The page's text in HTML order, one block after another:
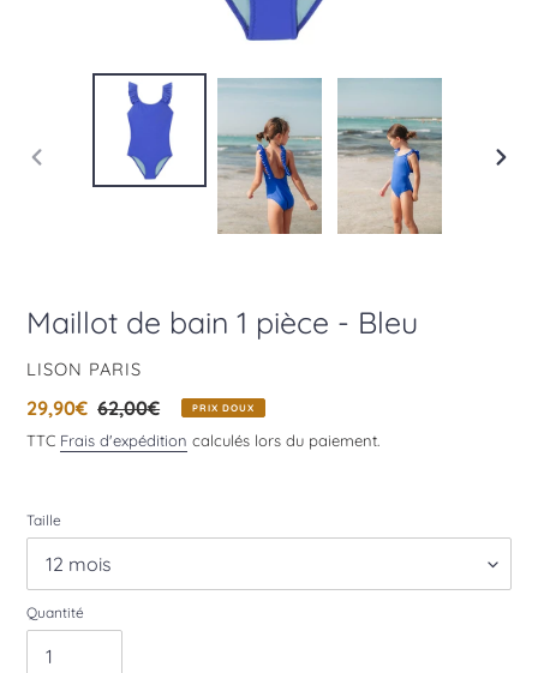
Maillot de bain 1 pièce - Bleu
DISTRIBUTEUR
LISON PARIS
Prix
réduit
29,90€ Prix
normal
62,00€ PRIX DOUX
TTC Frais d'expédition calculés lors du paiement.
Taille
Quantité